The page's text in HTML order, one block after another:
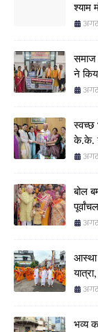
श्याम
समाज
ने
स्वच्छ
के.के.
बोल
आस्था
भव्य